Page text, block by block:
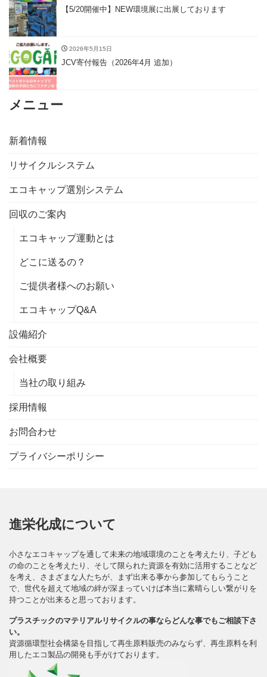
【5/20開催中】NEW環境展に出展しております
2026年5月15日
JCV寄付報告（2026年4月 追加）
メニュー
新着情報
リサイクルシステム
エコキャップ選別システム
回収のご案内
エコキャップ運動とは
どこに送るの？
ご提供者様へのお願い
エコキャップQ&A
設備紹介
会社概要
当社の取り組み
採用情報
お問合わせ
プライバシーポリシー
進栄化成について
小さなエコキャップを通して未来の地域環境のことを考えたり、子ども
の命のことを考えたり、そして限られた資源を有効に活用することなど
を考え、さまざまな人たちが、まず出来る事から参加してもらうこと
で、世代を超えて地域の絆が深まっていけば本当に素晴らしい繋がりを
持つことが出来ると思っております。
プラスチックのマテリアルリサイクルの事ならどんな事でもご相談下さ
い。
資源循環型社会構築を目指して再生原料販売のみならず、再生原料を利
用したエコ製品の開発も手がけております。